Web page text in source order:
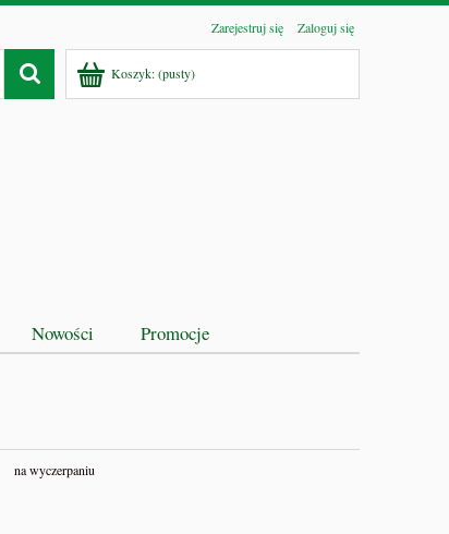
Zarejestruj się Zaloguj się
Koszyk:(pusty)
Nowości Promocje
na wyczerpaniu